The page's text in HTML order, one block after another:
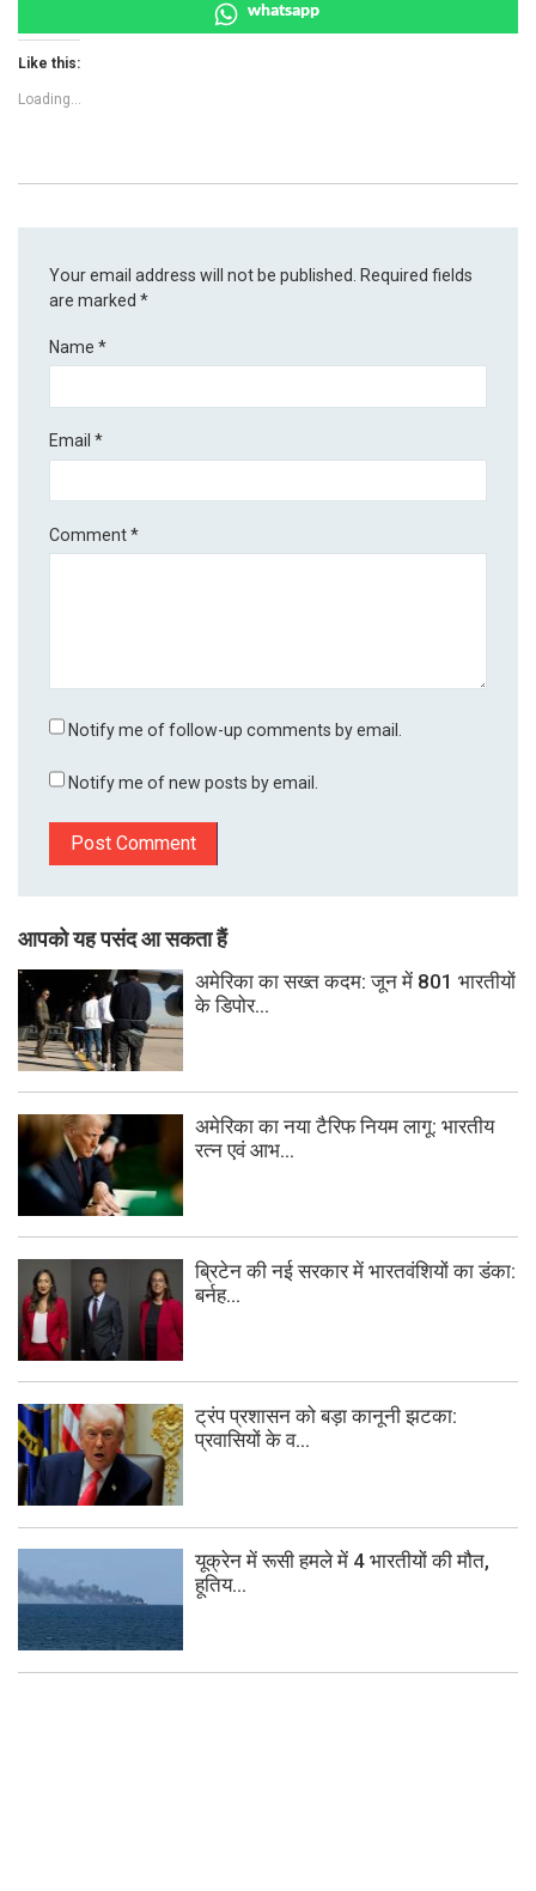
whatsapp
Like this:
Loading...
Your email address will not be published. Required fields
are marked*
Name*
Email*
Comment*
Notify me of follow-up comments by email.
Notify me of new posts by email.
आपको यह पसंद आ सकता हैं
अमेरिका का सख्त कदम: जून में 801 भारतीयों
के डिपोर...
अमेरिका का नया टैरिफ नियम लागू: भारतीय
रत्न एवं आभ...
ब्रिटेन की नई सरकार में भारतवंशियों का डंका:
बर्नह...
ट्रंप प्रशासन को बड़ा कानूनी झटका:
प्रवासियों के व...
यूक्रेन में रूसी हमले में 4 भारतीयों की मौत,
हूतिय...